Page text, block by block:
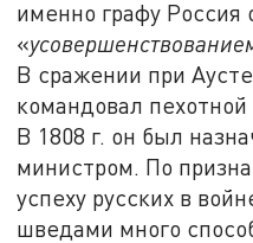
именно графу Россия
«
В сражении при
командовал
В 1808 г. он был
министром. По
успеху русских в
шведами много